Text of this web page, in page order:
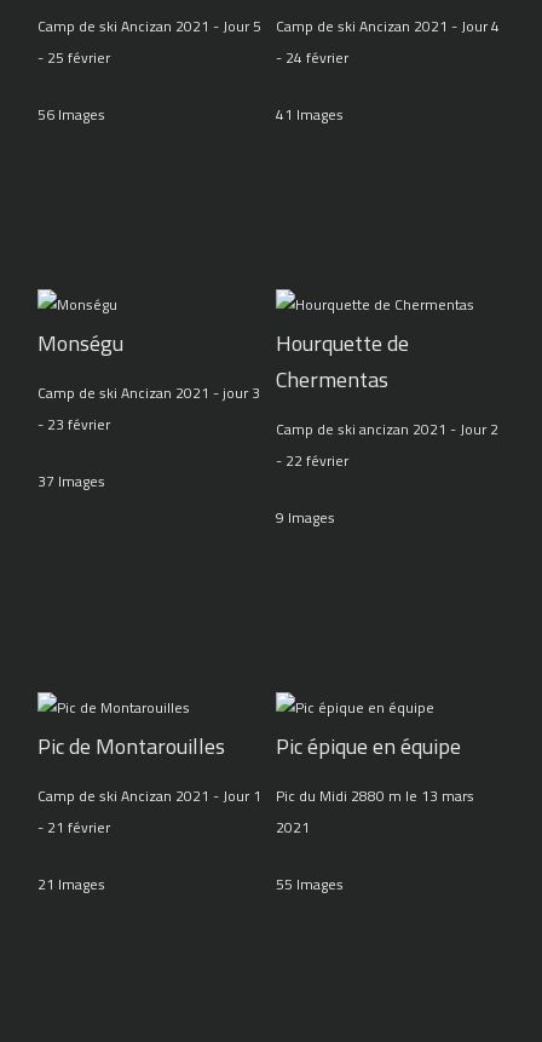
Camp de ski Ancizan 2021 - Jour 5
- 25 février
56 Images
Camp de ski Ancizan 2021 - Jour 4
- 24 février
41 Images
Monségu
Camp de ski Ancizan 2021 - jour 3
- 23 février
37 Images
Hourquette de
Chermentas
Camp de ski ancizan 2021 - Jour 2
- 22 février
9 Images
Pic de Montarouilles
Camp de ski Ancizan 2021 - Jour 1
- 21 février
21 Images
Pic épique en équipe
Pic du Midi 2880 m le 13 mars
2021
55 Images